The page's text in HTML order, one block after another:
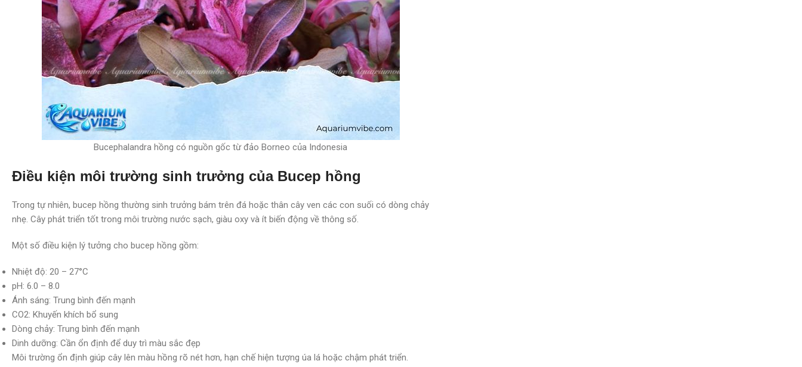
Bucephalandra hồng có nguồn gốc từ đảo Borneo của Indonesia
Điều kiện môi trường sinh trưởng của Bucep hồng
Trong tự nhiên, bucep hồng thường sinh trưởng bám trên đá hoặc thân cây ven các con suối có dòng chảy
nhẹ. Cây phát triển tốt trong môi trường nước sạch, giàu oxy và ít biến động về thông số.
Một số điều kiện lý tưởng cho bucep hồng gồm:
Nhiệt độ: 20 – 27°C
pH: 6.0 – 8.0
Ánh sáng: Trung bình đến mạnh
CO2: Khuyến khích bổ sung
Dòng chảy: Trung bình đến mạnh
Dinh dưỡng: Cần ổn định để duy trì màu sắc đẹp
Môi trường ổn định giúp cây lên màu hồng rõ nét hơn, hạn chế hiện tượng úa lá hoặc chậm phát triển.